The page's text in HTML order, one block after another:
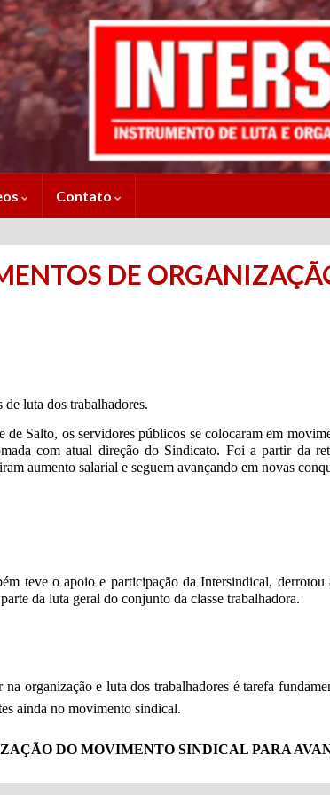
Contato
DE
luta dos trabalhadores.
Salto, os servidores públicos se colocaram em
com atual direção do Sindicato. Foi a partir da
aumento salarial e seguem avançando em novas
teve o apoio e participação da Intersindical,
da luta geral do conjunto da classe trabalhadora.
organização e luta dos trabalhadores é tarefa
ainda no movimento sindical.
DO MOVIMENTO SINDICAL PARA